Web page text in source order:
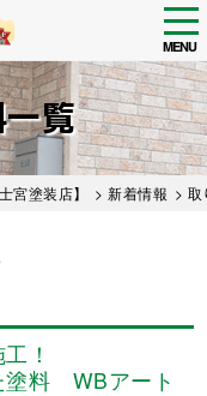
MENU
覧
宮塗装店】 >新着情報 > 取
！
塗料 WBアート